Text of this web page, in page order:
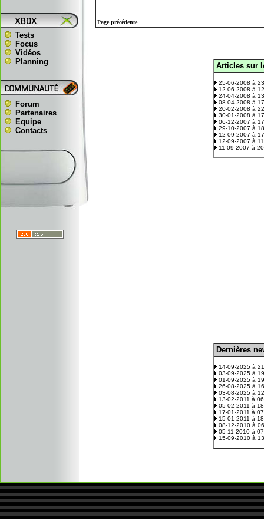
Tests
Focus
Vidéos
Planning
Forum
Partenaires
Equipe
Contacts
Page précédente
Articles sur
25-06-2008 à
12-06-2008 à
24-04-2008 à
08-04-2008 à
20-02-2008 à
30-01-2008 à
06-12-2007 à
29-10-2007 à
12-09-2007 à
12-09-2007 à
11-09-2007 à
Dernières
14-09-2025 à
03-09-2025 à
01-09-2025 à
26-08-2025 à
03-08-2025 à
13-02-2011 à
05-02-2011 à
17-01-2011 à
15-01-2011 à
08-12-2010 à
05-11-2010 à
15-09-2010 à